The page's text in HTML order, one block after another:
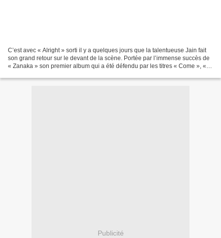
C’est avec « Alright » sorti il y a quelques jours que la talentueuse Jain fait
son grand retour sur le devant de la scène. Portée par l’immense succès de
« Zanaka » son premier album qui a été défendu par les titres « Come », «
Publicité